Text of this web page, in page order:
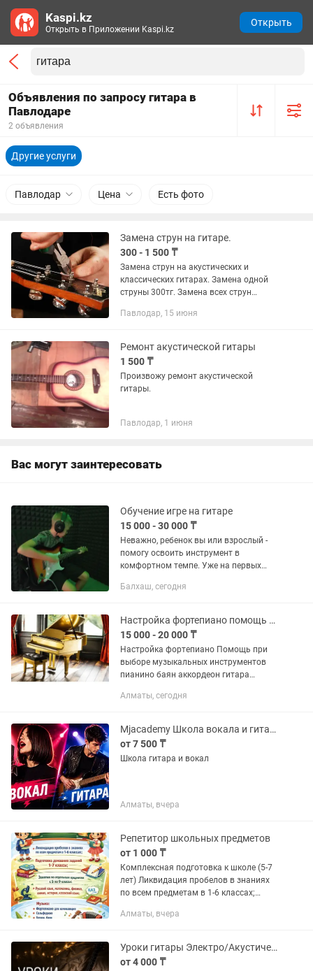
Объявления по запросу гитара в
Павлодаре
2 объявления
Другие услуги
Павлодар Цена Есть фото
Замена струн на гитаре.
300 - 1 500 ₸
Замена струн на акустических и
классических гитарах. Замена одной
струны 300тг. Замена всех струн
Павлодар, 15 июня
Ремонт акустической гитары
1 500 ₸
Произвожу ремонт акустической
гитары.
Павлодар, 1 июня
Вас могут заинтересовать
Обучение игре на гитаре
15 000 - 30 000 ₸
Неважно, ребенок вы или взрослый -
помогу освоить инструмент в
комфортном темпе. Уже на первых
первые мелодии и любимые песни.
Балхаш, сегодня
Настройка фортепиано помощь при выборе клавишных инструментов
15 000 - 20 000 ₸
Настройка фортепиано Помощь при
выборе музыкальных инструментов
пианино баян аккордеон гитара
музыкальных инструментах
Алматы, сегодня
Mjacademy Школа вокала и гитары
от 7 500 ₸
Школа гитара и вокал
Алматы, вчера
Репетитор школьных предметов
от 1 000 ₸
Комплексная подготовка к школе (5-7
лет) Ликвидация пробелов в знаниях
по всем предметам в 1-6 классах;
классы; Занятия по отдельным
Алматы, вчера
Уроки гитары Электро/Акустическая гитара
от 4 000 ₸
Kaspi.kz
Открыть в Приложении Kaspi.kz
Открыть